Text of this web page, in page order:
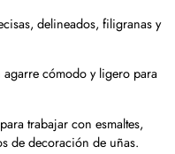
delineados, filigranas y
cómodo y ligero para
trabajar con esmaltes,
de decoración de uñas.